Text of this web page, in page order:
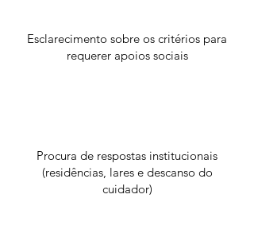
Esclarecimento sobre os critérios para
requerer apoios sociais
Procura de respostas institucionais
(residências, lares e descanso do
cuidador)